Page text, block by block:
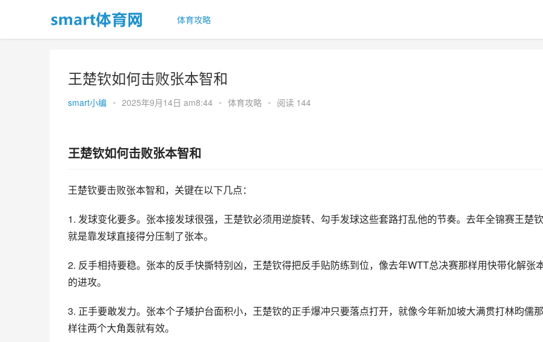
体育攻略
王楚钦如何击败张本智和
smart小编 • 2025年9月14日 am8:44 • 体育攻略 • 阅读 144
王楚钦如何击败张本智和
王楚钦要击败张本智和，关键在以下几点：
1. 发球变化要多。张本接发球很强，王楚钦必须用逆旋转、勾手发球这些套路打乱他的节奏。去年全锦赛王楚钦
就是靠发球直接得分压制了张本。
2. 反手相持要稳。张本的反手快撕特别凶，王楚钦得把反手贴防练到位，像去年WTT总决赛那样用快带化解张
的进攻。
3. 正手要敢发力。张本个子矮护台面积小，王楚钦的正手爆冲只要落点打开，就像今年新加坡大满贯打林昀儒那
样往两个大角轰就有效。